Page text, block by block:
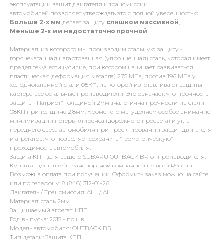
эксплуатации защит двигателя и трансмиссии
автомобилей позволяет утверждать это с полной уверенностью.
Больше 2-х мм делает защиту слишком массивной,
Меньше 2-х мм недостаточно прочной
Материал, из которого мы производим стальную защиту -
горячекатанная нагартованная (упрочненная) сталь, которая имеет
предел текучести (усилие, при котором начинает развиваться
пластическая деформация металла) 275 МПа, против 196 МПа у
холоднокатанной стали 08КП, из которой изготавливают защиты
картера все остальные производители. Это означает, что прочность
защиты "Патриот" толщиной 2мм аналогична прочности из стали
08КП при толщине 2,8мм. Кроме того мы уделяем особое внимание
минимизации потерь клиренса (дорожного просвета) и угла
переднего свеса автомобиля при проектировании защит двигателя
и агрегатов, что позволяет сохранить "геометрическую"
проходимость автомобиля.
Защита КПП для вашего SUBARU OUTBACK BR от производителя.
Купить с доставкой транспортной компанией по всей России.
Возможна оплата при получении. Оформить заказ можно на сайте
или по телефону: 8 (846) 312-01-26
Двигатель / Трансмиссия: ALL / ALL
Материал: сталь 2мм
Защищаемый агрегат: КПП
Год выпуска: 2015 - по н.в.
Модель автомобиля: OUTBACK BR
Тип детали: Защита КПП